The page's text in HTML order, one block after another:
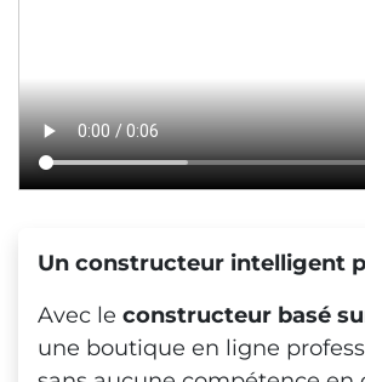
Un constructeur intelligent
Avec le constructeur basé
une boutique en ligne